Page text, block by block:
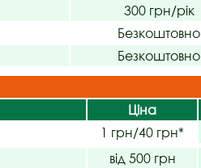
300 грн/рік
Безкоштовно
Безкоштовно
Ціна
1 грн/40 грн*
від 500 грн